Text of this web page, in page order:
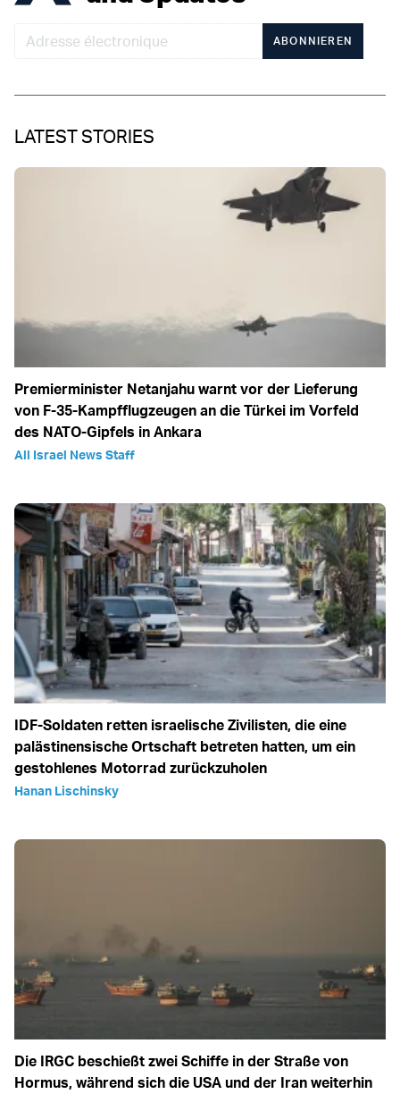
ABONNIEREN
LATEST STORIES
Premierminister Netanjahu warnt vor der Lieferung
von F-35-Kampfflugzeugen an die Türkei im Vorfeld
des NATO-Gipfels in Ankara
All Israel News Staff
IDF-Soldaten retten israelische Zivilisten, die eine
palästinensische Ortschaft betreten hatten, um ein
gestohlenes Motorrad zurückzuholen
Hanan Lischinsky
Die IRGC beschießt zwei Schiffe in der Straße von
Hormus, während sich die USA und der Iran weiterhin